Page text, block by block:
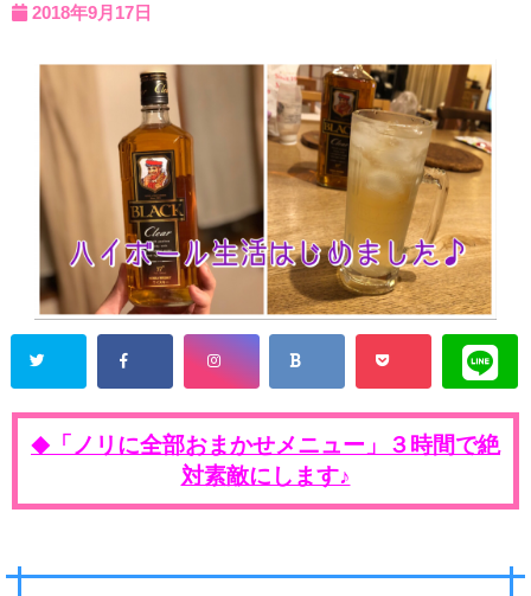
2018年9月17日
◆
「ノリに全部おまかせメニュー」３時間で絶
対素敵にします♪